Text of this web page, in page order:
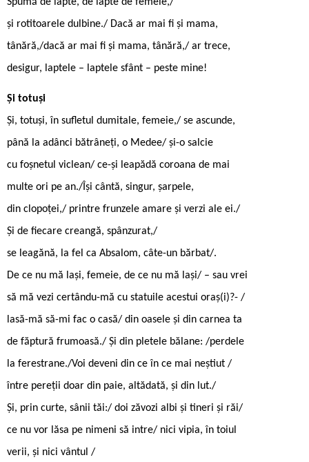
și rotitoarele dulbine./ Dacă ar mai fi și mama,
tânără,/dacă ar mai fi și mama, tânără,/ ar trece,
desigur, laptele – laptele sfânt – peste mine!
Și totuși
Și, totuși, în sufletul dumitale, femeie,/ se ascunde,
până la adânci bătrâneți, o Medee/ și-o salcie
cu foșnetul viclean/ ce-și leapădă coroana de mai
multe ori pe an./Își cântă, singur, șarpele,
din clopoței,/ printre frunzele amare și verzi ale ei./
Și de fiecare creangă, spânzurat,/
se leagănă, la fel ca Absalom, câte-un bărbat/.
De ce nu mă lași, femeie, de ce nu mă lași/ – sau vrei
să mă vezi certându-mă cu statuile acestui oraș(i)?- /
lasă-mă să-mi fac o casă/ din oasele și din carnea ta
de făptură frumoasă./ Și din pletele bălane: /perdele
la ferestrane./Voi deveni din ce în ce mai neștiut /
între pereții doar din paie, altădată, și din lut./
Și, prin curte, sânii tăi:/ doi zăvozi albi și tineri și răi/
ce nu vor lăsa pe nimeni să intre/ nici vipia, în toiul
verii, și nici vântul /